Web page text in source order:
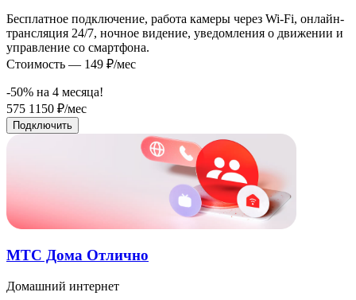
Бесплатное подключение, работа камеры через Wi-Fi, онлайн-
трансляция 24/7, ночное видение, уведомления о движении и
управление со смартфона.
Стоимость — 149 ₽/мес
-50% на 4 месяца!
575 1150 ₽/мес
Подключить
МТС Дома Отлично
Домашний интернет